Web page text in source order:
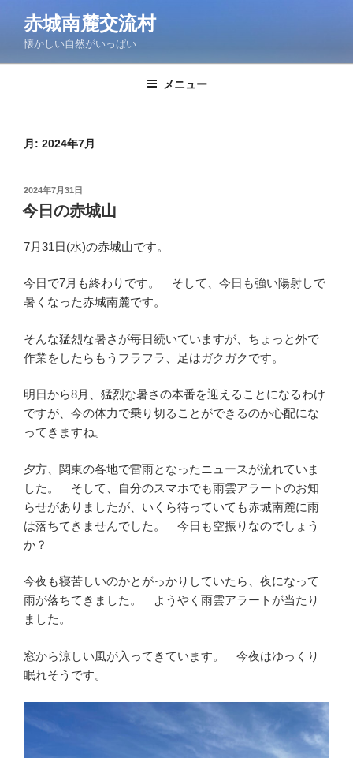
ン
赤城南麓交流村
懐かしい自然がいっぱい
メニュー
月: 2024年7月
投
稿
日:
2024年7月31日
今日の赤城山
7月31日(水)の赤城山です。
今日で7月も終わりです。 そして、今日も強い陽射しで
暑くなった赤城南麓です。
そんな猛烈な暑さが毎日続いていますが、ちょっと外で
作業をしたらもうフラフラ、足はガクガクです。
明日から8月、猛烈な暑さの本番を迎えることになるわけ
ですが、今の体力で乗り切ることができるのか心配にな
ってきますね。
夕方、関東の各地で雷雨となったニュースが流れていま
した。 そして、自分のスマホでも雨雲アラートのお知
らせがありましたが、いくら待っていても赤城南麓に雨
は落ちてきませんでした。 今日も空振りなのでしょう
か？
今夜も寝苦しいのかとがっかりしていたら、夜になって
雨が落ちてきました。 ようやく雨雲アラートが当たり
ました。
窓から涼しい風が入ってきています。 今夜はゆっくり
眠れそうです。